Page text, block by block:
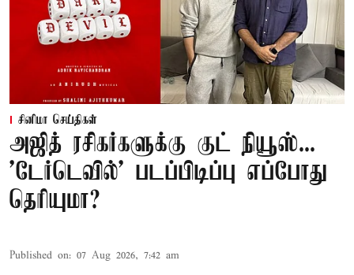
சினிமா செய்திகள்
அஜித் ரசிகர்களுக்கு குட் நியூஸ்...
'டேர்டெவில்' படப்பிடிப்பு எப்போது
தெரியுமா?
Published on: 07 Aug 2026, 7:42 am